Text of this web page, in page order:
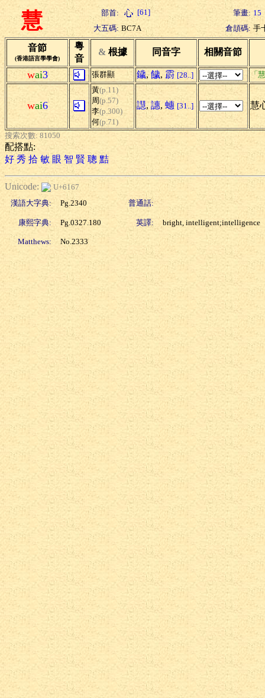
慧 部首: [61] 筆畫: 15
大五碼: BC7A 倉頡碼: 手
音節
(香港語言學學會)
粵
音
& 根據 同音字 相關音節
wai3 張群顯 鐬, 饖, 霨 [28..] 「
wai6
黃(p.11)
周(p.57)
李(p.300)
何(p.71)
譿, 譓, 蟪 [31..] 慧
搜索次數: 81050
配搭點:
好 秀 拾 敏 眼 智 賢 聰 黠
Unicode:
U+6167
漢語大字典:
Pg.2340 普通話:
康熙字典: Pg.0327.180 英譯: bright, intelligent;intelligence
Matthews: No.2333